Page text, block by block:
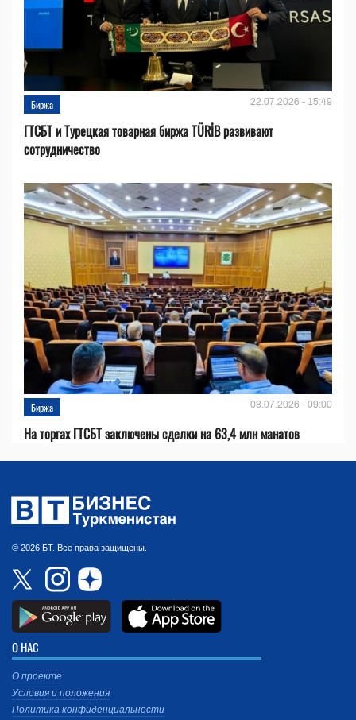
Биржа 22.07.2026 - 15:49
ГТСБТ и Турецкая товарная биржа TÜRİB развивают
сотрудничество
Биржа 08.07.2026 - 09:00
На торгах ГТСБТ заключены сделки на 63,4 млн манатов
© 2026 БТ. Все права защищены.
О НАС
О проекте
Условия и положения
Политика конфиденциальности